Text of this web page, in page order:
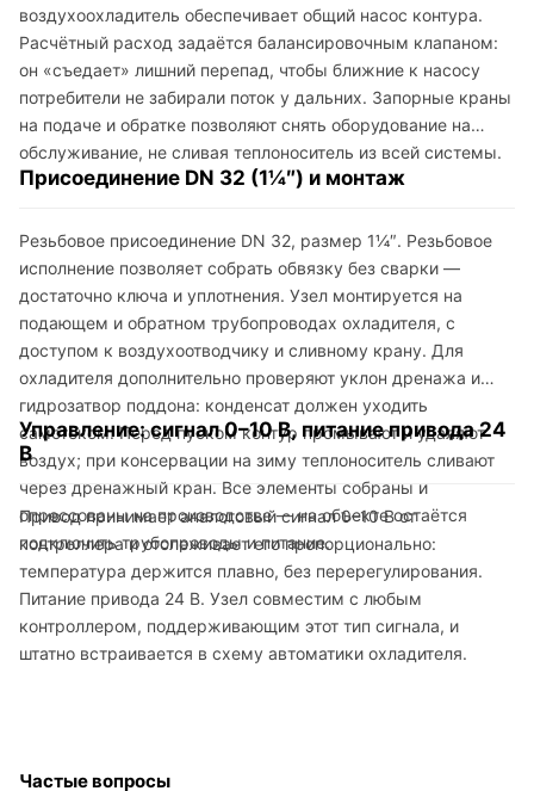
воздухоохладитель обеспечивает общий насос контура.
Расчётный расход задаётся балансировочным клапаном:
он «съедает» лишний перепад, чтобы ближние к насосу
потребители не забирали поток у дальних. Запорные краны
на подаче и обратке позволяют снять оборудование на
обслуживание, не сливая теплоноситель из всей системы.
Присоединение DN 32 (1¼″) и монтаж
Резьбовое присоединение DN 32, размер 1¼″. Резьбовое
исполнение позволяет собрать обвязку без сварки —
достаточно ключа и уплотнения. Узел монтируется на
подающем и обратном трубопроводах охладителя, с
доступом к воздухоотводчику и сливному крану. Для
охладителя дополнительно проверяют уклон дренажа и
гидрозатвор поддона: конденсат должен уходить
самотёком. Перед пуском контур промывают и удаляют
воздух; при консервации на зиму теплоноситель сливают
через дренажный кран. Все элементы собраны и
опрессованы на производстве — на объекте остаётся
подключить трубопроводы и питание.
Управление: сигнал 0–10 В, питание привода 24
В
Привод принимает аналоговый сигнал 0–10 В от
контроллера и отслеживает его пропорционально:
температура держится плавно, без перерегулирования.
Питание привода 24 В. Узел совместим с любым
контроллером, поддерживающим этот тип сигнала, и
штатно встраивается в схему автоматики охладителя.
Частые вопросы